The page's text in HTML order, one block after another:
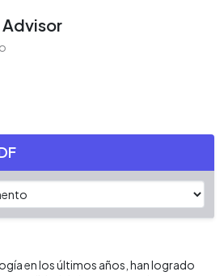
en los últimos años, han logrado